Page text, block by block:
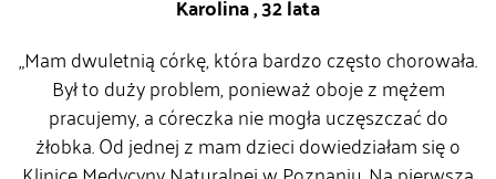
„Mam dwuletnią córkę, która bardzo często chorowała.
Był to duży problem, ponieważ oboje z mężem
pracujemy, a córeczka nie mogła uczęszczać do
żłobka. Od jednej z mam dzieci dowiedziałam się o